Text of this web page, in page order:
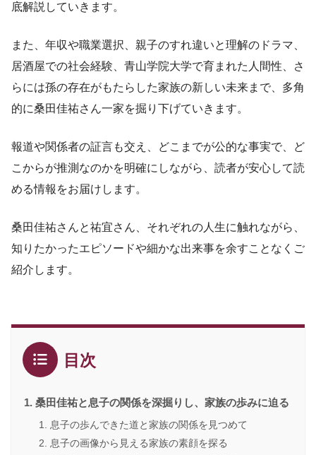
底解説していきます。
また、年収や職業選択、親子のすれ違いと理解のドラマ、
居酒屋での社会経験、青山学院大学で育まれた人間性、さ
らには孫の存在がもたらした家族の新しい未来まで、多角
的に桑田佳祐さん一家を掘り下げていきます。
報道や関係者の証言も交え、どこまでが公的な事実で、ど
こからが推測なのかを明確にしながら、読者が安心して読
める情報をお届けします。
桑田佳祐さんと祐宜さん、それぞれの人生に触れながら、
知りたかったエピソードや細かな出来事を余すことなくご
紹介します。
目次
桑田佳祐と息子の関係を深掘りし、家族の歩みに迫る
息子の歩んできた道と家族の関係を見つめて
息子の画像から見える家族の素顔を探る